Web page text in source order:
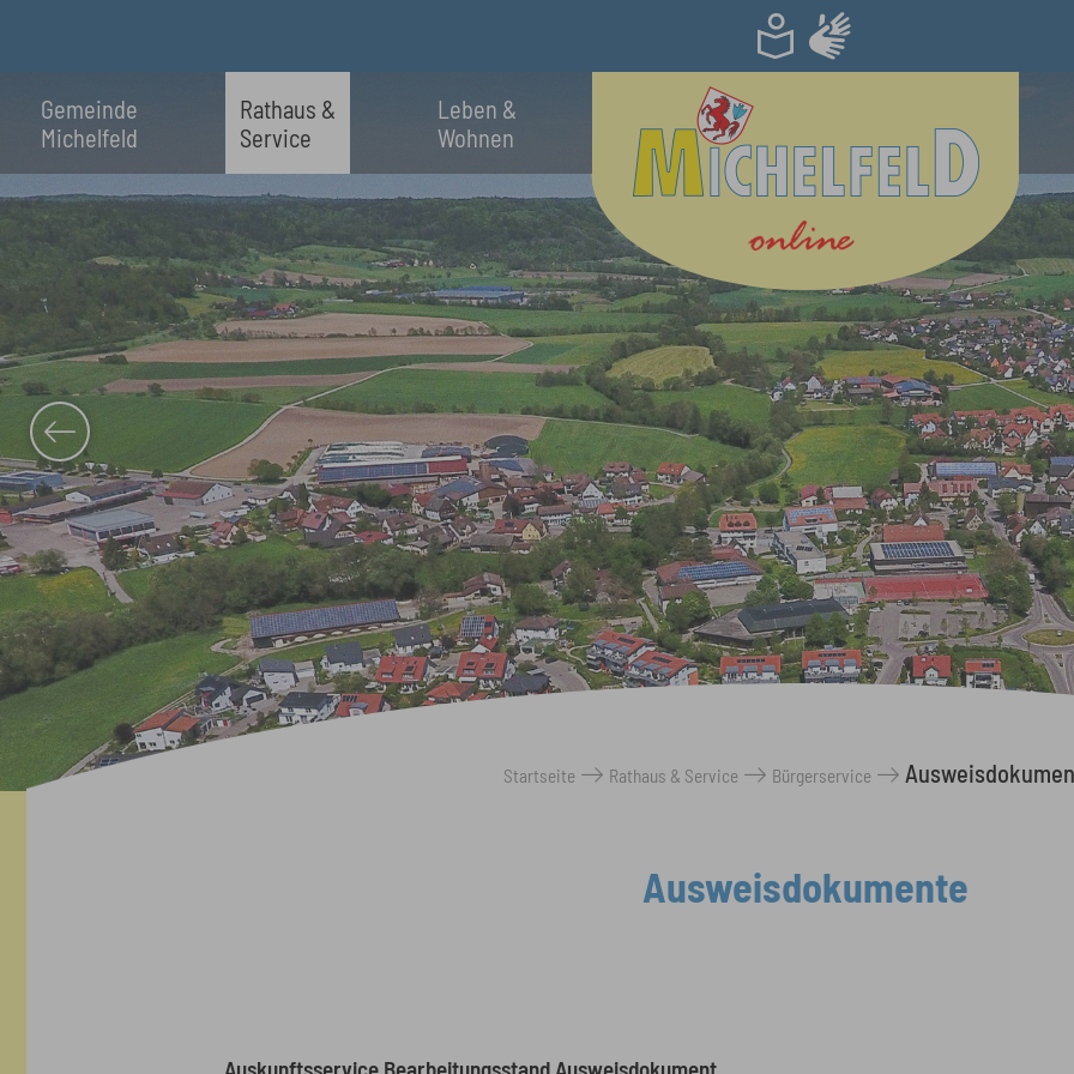
Gemeinde
Michelfeld
Rathaus &
Service
Leben &
Wohnen
Previous
You are here:
Startseite Rathaus & Service Bürgerservice
Ausweisdokumente
Auskunftsservice Bearbeitungsstand Ausweisdokument